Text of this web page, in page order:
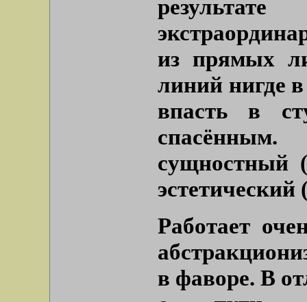
из прямых
линий нигде
впасть в
сущностный
Работает
в фаворе. В